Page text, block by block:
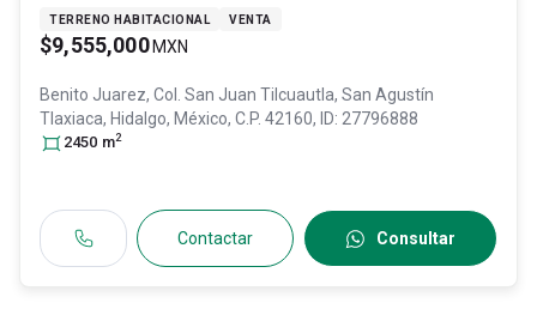
TERRENO HABITACIONAL VENTA
$9,555,000 MXN
Benito Juarez, Col. San Juan Tilcuautla, San Agustín
Tlaxiaca, Hidalgo, México, C.P. 42160, ID: 27796888
2450 m2
Contactar Consultar